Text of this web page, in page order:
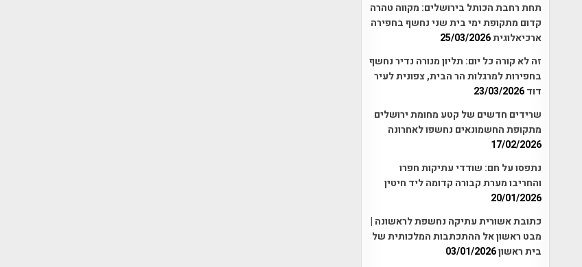
תחת רחבת הכותל בירושלים: מקווה טהרה
קדום מתקופת ימי בית שני נחשף בחפירה
ארכיאלוגית25/03/2026
זה לא קורה כל יום: תליון מנורה נדיר נחשף
בחפירות למרגלות הר הבית, צפונית לעיר
דוד23/03/2026
שרידים חדשים של קטע מחומת ירושלים
מתקופת החשמונאים נחשפו לאחרונה
17/02/2026
נתפסו על חם: שודדי עתיקות חפרו
והחריבו מערת קבורה קדומה ליד חיטין
20/01/2026
כתובת אשורית עתיקה נחשפת לראשונה |
מבט ראשון אל ההתכתבות המלכותית של
בית ראשון03/01/2026